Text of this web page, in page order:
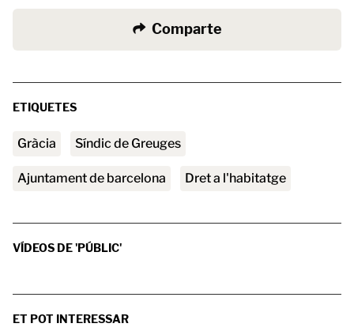
Comparte
ETIQUETES
Gràcia Síndic de Greuges
ajuntament de barcelona Dret a l'habitatge
VÍDEOS DE 'PÚBLIC'
ET POT INTERESSAR